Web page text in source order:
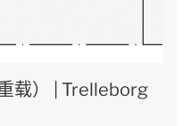
载） | Trelleborg